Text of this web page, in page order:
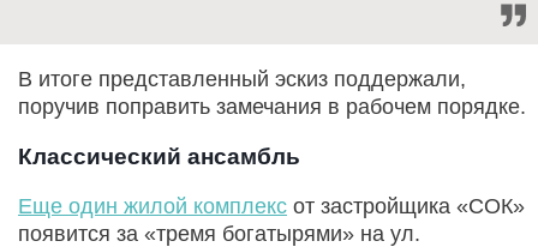
В итоге представленный эскиз поддержали,
поручив поправить замечания в рабочем порядке.
Классический ансамбль
Еще один жилой комплекс от застройщика «СОК»
появится за «тремя богатырями» на ул.